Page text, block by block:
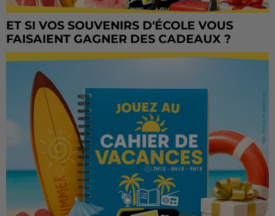
ET SI VOS SOUVENIRS D'ÉCOLE VOUS
FAISAIENT GAGNER DES CADEAUX ?